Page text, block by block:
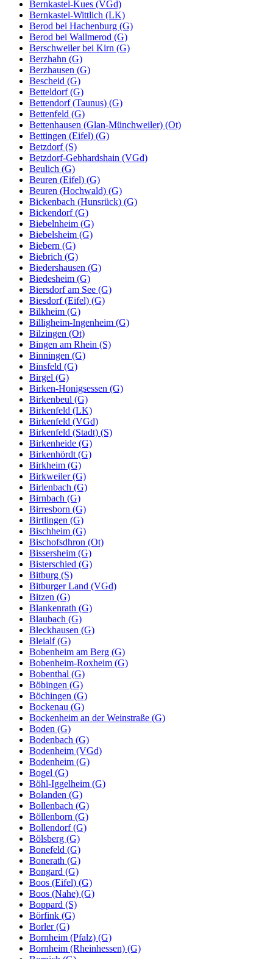
Bernkastel-Kues (VGd)
Bernkastel-Wittlich (LK)
Berod bei Hachenburg (G)
Berod bei Wallmerod (G)
Berschweiler bei Kirn (G)
Berzhahn (G)
Berzhausen (G)
Bescheid (G)
Betteldorf (G)
Bettendorf (Taunus) (G)
Bettenfeld (G)
Bettenhausen (Glan-Münchweiler) (Ot)
Bettingen (Eifel) (G)
Betzdorf (S)
Betzdorf-Gebhardshain (VGd)
Beulich (G)
Beuren (Eifel) (G)
Beuren (Hochwald) (G)
Bickenbach (Hunsrück) (G)
Bickendorf (G)
Biebelnheim (G)
Biebelsheim (G)
Biebern (G)
Biebrich (G)
Biedershausen (G)
Biedesheim (G)
Biersdorf am See (G)
Biesdorf (Eifel) (G)
Bilkheim (G)
Billigheim-Ingenheim (G)
Bilzingen (Ot)
Bingen am Rhein (S)
Binningen (G)
Binsfeld (G)
Birgel (G)
Birken-Honigsessen (G)
Birkenbeul (G)
Birkenfeld (LK)
Birkenfeld (VGd)
Birkenfeld (Stadt) (S)
Birkenheide (G)
Birkenhördt (G)
Birkheim (G)
Birkweiler (G)
Birlenbach (G)
Birnbach (G)
Birresborn (G)
Birtlingen (G)
Bischheim (G)
Bischofsdhron (Ot)
Bissersheim (G)
Bisterschied (G)
Bitburg (S)
Bitburger Land (VGd)
Bitzen (G)
Blankenrath (G)
Blaubach (G)
Bleckhausen (G)
Bleialf (G)
Bobenheim am Berg (G)
Bobenheim-Roxheim (G)
Bobenthal (G)
Böbingen (G)
Böchingen (G)
Bockenau (G)
Bockenheim an der Weinstraße (G)
Boden (G)
Bodenbach (G)
Bodenheim (VGd)
Bodenheim (G)
Bogel (G)
Böhl-Iggelheim (G)
Bolanden (G)
Bollenbach (G)
Böllenborn (G)
Bollendorf (G)
Bölsberg (G)
Bonefeld (G)
Bonerath (G)
Bongard (G)
Boos (Eifel) (G)
Boos (Nahe) (G)
Boppard (S)
Börfink (G)
Borler (G)
Bornheim (Pfalz) (G)
Bornheim (Rheinhessen) (G)